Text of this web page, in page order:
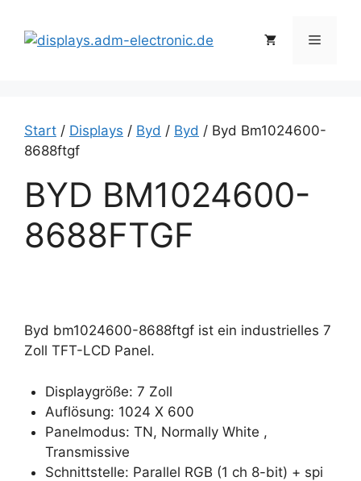
Inhalt
springen
Menü
Start / Displays / Byd / Byd / Byd Bm1024600-
8688ftgf
BYD BM1024600-
8688FTGF
Byd bm1024600-8688ftgf ist ein industrielles 7
Zoll TFT-LCD Panel.
Displaygröße: 7 Zoll
Auflösung: 1024 X 600
Panelmodus: TN, Normally White ,
Transmissive
Schnittstelle: Parallel RGB (1 ch 8-bit) + spi